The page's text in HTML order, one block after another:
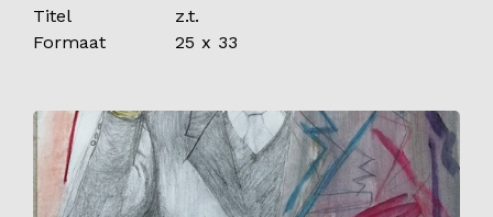
Titel
z.t.
Formaat
25 x 33